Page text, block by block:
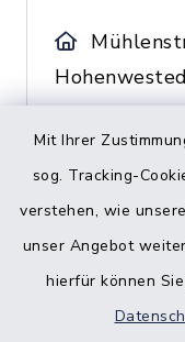
Mit Ihrer
sog. Tracking-
verstehen, wie
unser Angebot
hierfür können
04871/
Bed &
HOF